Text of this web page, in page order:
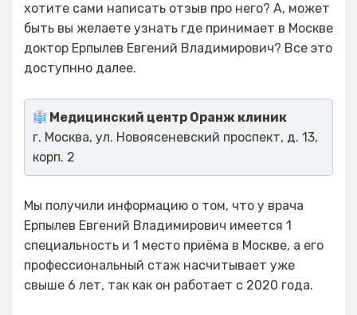
хотите сами написать отзыв про него? А, может
быть вы желаете узнать где принимает в Москве
доктор Ерпылев Евгений Владимирович? Все это
доступнно далее.
Медицинский центр Оранж клиник
г. Москва, ул. Новоясеневский проспект, д. 13,
корп. 2
Мы получили информацию о том, что у врача
Ерпылев Евгений Владимирович имеется 1
специальность и 1 место приёма в Москве, а его
профессиональный стаж насчитывает уже
свыше 6 лет, так как он работает с 2020 года.